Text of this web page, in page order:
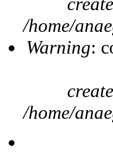
/home/
Warning:
/home/